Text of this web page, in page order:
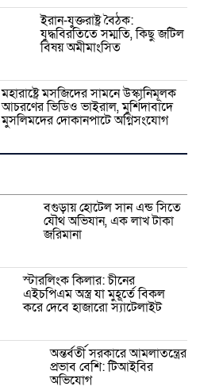
ইরান-যুক্তরাষ্ট্র বৈঠক:
যুদ্ধবিরতিতে সম্মতি, কিছু জটিল
বিষয় অমীমাংসিত
মহারাষ্ট্রে মসজিদের সামনে উস্কানিমূলক
আচরণের ভিডিও ভাইরাল, মুর্শিদাবাদে
মুসলিমদের দোকানপাটে অগ্নিসংযোগ
বগুড়ায় হোটেল সান এন্ড সিতে
যৌথ অভিযান, এক লাখ টাকা
জরিমানা
স্টারলিংক কিলার: চীনের
এইচপিএম অস্ত্র যা মুহূর্তে বিকল
করে দেবে হাজারো স্যাটেলাইট
অন্তর্বর্তী সরকারে আমলাতন্ত্রের
প্রভাব বেশি: টিআইবির
অভিযোগ